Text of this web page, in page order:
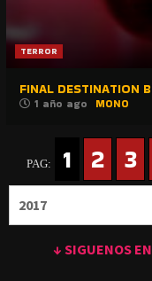
TERROR
FINAL DESTINATION
1 año ago MONO
PAG: 1 2 3
↓ SIGUENOS